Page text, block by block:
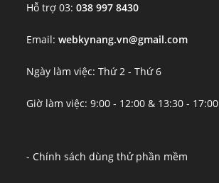
Hỗ trợ 03:038 997 8430
Email:webkynang.vn@gmail.com
Ngày làm việc: Thứ 2 - Thứ 6
Giờ làm việc: 9:00 - 12:00 & 13:30 - 17:00
- Chính sách dùng thử phần mềm